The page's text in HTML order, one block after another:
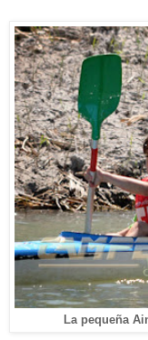
La pequeña